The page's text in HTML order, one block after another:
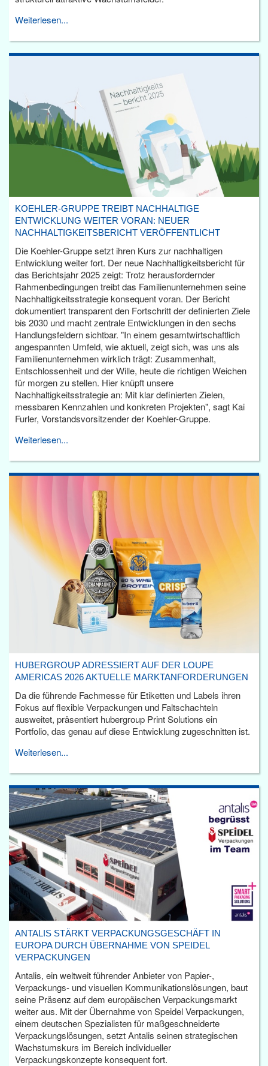
Weiterlesen...
KOEHLER-GRUPPE TREIBT NACHHALTIGE
ENTWICKLUNG WEITER VORAN: NEUER
NACHHALTIGKEITSBERICHT VERÖFFENTLICHT
Die Koehler-Gruppe setzt ihren Kurs zur nachhaltigen
Entwicklung weiter fort. Der neue Nachhaltigkeitsbericht für
das Berichtsjahr 2025 zeigt: Trotz herausfordernder
Rahmenbedingungen treibt das Familienunternehmen seine
Nachhaltigkeitsstrategie konsequent voran. Der Bericht
dokumentiert transparent den Fortschritt der definierten Ziele
bis 2030 und macht zentrale Entwicklungen in den sechs
Handlungsfeldern sichtbar. "In einem gesamtwirtschaftlich
angespannten Umfeld, wie aktuell, zeigt sich, was uns als
Familienunternehmen wirklich trägt: Zusammenhalt,
Entschlossenheit und der Wille, heute die richtigen Weichen
für morgen zu stellen. Hier knüpft unsere
Nachhaltigkeitsstrategie an: Mit klar definierten Zielen,
messbaren Kennzahlen und konkreten Projekten", sagt Kai
Furler, Vorstandsvorsitzender der Koehler-Gruppe.
Weiterlesen...
HUBERGROUP ADRESSIERT AUF DER LOUPE
AMERICAS 2026 AKTUELLE MARKTANFORDERUNGEN
Da die führende Fachmesse für Etiketten und Labels ihren
Fokus auf flexible Verpackungen und Faltschachteln
ausweitet, präsentiert hubergroup Print Solutions ein
Portfolio, das genau auf diese Entwicklung zugeschnitten ist.
Weiterlesen...
ANTALIS STÄRKT VERPACKUNGSGESCHÄFT IN
EUROPA DURCH ÜBERNAHME VON SPEIDEL
VERPACKUNGEN
Antalis, ein weltweit führender Anbieter von Papier-,
Verpackungs- und visuellen Kommunikationslösungen, baut
seine Präsenz auf dem europäischen Verpackungsmarkt
weiter aus. Mit der Übernahme von Speidel Verpackungen,
einem deutschen Spezialisten für maßgeschneiderte
Verpackungslösungen, setzt Antalis seinen strategischen
Wachstumskurs im Bereich individueller
Verpackungskonzepte konsequent fort.